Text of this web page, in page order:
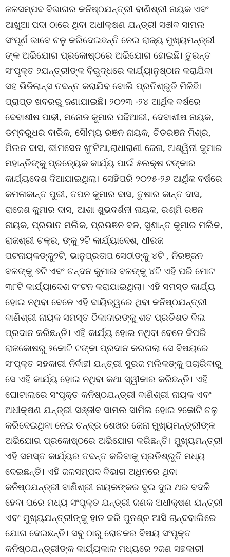
ଜଳସମ୍ପଦ ବିଭାଗର କନିଷ୍ଠଯନ୍ତ୍ରୀ ବାଣିଶ୍ରୀ ନାୟକ ଏବଂ
ଆଖୁଆ ପଦା ଠାରେ ଥିବା ଅଧୀକ୍ଷଣ ଯନ୍ତ୍ରୀ ସଞୀବ ସାମଲ
ସଂପୂର୍ଣ ଭାବେ ଚଳୁ କରିଦେଇଛନ୍ତି ନେଇ ରାଜ୍ୟ ମୁଖ୍ୟମନ୍ତ୍ରୀ
ଙ୍କ ଅଭିଯୋଗ ପ୍ରକୋଷ୍ଠରେ ଅଭିଯୋଗ ହୋଇଛି। ତୁରନ୍ତ
ସଂପୃକ୍ତ ୨ଯନ୍ତ୍ରୀଙ୍କ ବିରୁଦ୍ଧରେ କାର୍ଯ୍ୟାନୁଷ୍ଠାନ କରାଯିବା
ସହ ଭିଜିଲାନ୍ସ ତଦନ୍ତ କରାଯିବ ବୋଲି ପ୍ରତିଶ୍ରୁତି ମିଳିଛି।
ପ୍ରାପ୍ତ ଖବରରୁ ଜଣାଯାଇଛି। ୨୦୨୩ -୨୪ ଆର୍ଥିକ ବର୍ଷରେ
ଦେବାଶୀଷ ପାଢୀ, ମନୋଜ କୁମାର ପଢିଆରୀ, ଦେବାଶୀଷ ନାୟକ,
ଡମ୍ବରୁଧର ବାରିକ, ସୌମ୍ୟ ରଞନ ନାୟକ, ଚିତରଞନ ମିଶ୍ର,
ମିଲନ ଦାସ, ଭୀମସେନ ଖୁଂଟିଆ,ରାଧାରାଣୀ ଜେନା, ଅଶ୍ୱିନୀ କୁମାର
ମହାନ୍ତିଙ୍କୁ ପ୍ରତ୍ୟେକ କାର୍ଯ୍ୟ ପାଇଁ ୫ଲକ୍ଷ ଟଙ୍କାର
କାର୍ଯ୍ୟଦେଶ ଦିଆଯାଇଥିଲା। ସେହିପରି ୨୦୨୫-୨୬ ଆର୍ଥିକ ବର୍ଷରେ
କମଳାକାନ୍ତ ପୁରୀ, ତପନ କୁମାର ଦାସ, ତୁଷାର କାନ୍ତ ଦାସ,
ରାଜେଶ କୁମାର ଦାସ, ଆଶା ଶୁଭଦର୍ଶନୀ ନାୟକ, ରଶ୍ମି ରଞନ
ନାୟକ, ପ୍ରଭାତ ମଲିକ, ପ୍ରଭଞନ ବଳ, ସୁଶାନ୍ତ କୁମାର ମଲିକ,
ରାଜଶ୍ରୀ ଚକ୍ର, ଙ୍କୁ ୨ଟି କାର୍ଯ୍ୟାଦେଶ, ଧୀରଜ
ପଟନାୟକଙ୍କୁ୨ଟି, ଭାନୁପ୍ରତାପ ସେଠୀଙ୍କୁ ୪ଟି , ନିରଞ୍ଜନ
ବଳଙ୍କୁ ୬ଟି ଏବଂ ଚନ୍ଦନ କୁମାର ବଳଙ୍କୁ ୪ଟି ଏହି ପରି ମୋଟ
୩୮ଟି କାର୍ଯ୍ୟାଦେଶ ବଂଟନ କରାଯାଇଥିଲା। ଏହି ସମସ୍ତ କାର୍ଯ୍ୟ
ହୋଇ ନଥିବା ବେଳେ ଏହି ଦାୟିତ୍ୱରେ ଥିବା କନିଷ୍ଠଯନ୍ତ୍ରୀ
ବାଣିଶ୍ରୀ ନାୟକ ସମସ୍ତ ଠିକାଦାରଙ୍କୁ ଶତ ପ୍ରତିଶତ ବିଲ
ପ୍ରଦାନ କରିଛନ୍ତି। ଏହି କାର୍ଯ୍ୟ ହୋଇ ନଥିବା ବେଳେ କିପରି
ରାଜକୋଷରୁ ୨କୋଟି ଟଙ୍କା ପ୍ରଦାନ କରଗଲା ସେ ବିଷୟରେ
ସଂପୃକ୍ତ ସହକାରୀ ନିର୍ବାହୀ ଯନ୍ତ୍ରୀ ସୁରଜ ମଲିକଙ୍କୁ ପଚାରିବାରୁ
ସେ ଏହି କାର୍ଯ୍ୟ ହୋଇ ନଥିବା କଥା ସ୍ୱୀକାର କରିଛନ୍ତି। ଏହି
ଘୋଟାଲାରେ ସଂପୃକ୍ତ କନିଷ୍ଠଯନ୍ତ୍ରୀ ବାଣିଶ୍ରୀ ନାୟକ ଏବଂ
ଅଧୀକ୍ଷଣ ଯନ୍ତ୍ରୀ ସଞ୍ଜୀବ ସାମଲ ସାମିଲ ହୋଇ ୨କୋଟି ଚଳୁ
କରିଦେଇଥିବା ନେଇ ଚନ୍ଦ୍ର ଶେଖର ଜେନା ମୁଖ୍ୟମନ୍ତ୍ରୀଙ୍କ
ଅଭିଯୋଗ ପ୍ରକୋଷ୍ଠରେ ଅଭିଯୋଗ କରିଛନ୍ତି। ମୁଖ୍ୟମନ୍ତ୍ରୀ
ଏହି ସମସ୍ତ କାର୍ଯ୍ୟର ତଦନ୍ତ କରିବାକୁ ପ୍ରତିଶ୍ରୁତି ମଧ୍ୟ
ଦେଇଛନ୍ତି। ଏହି ଜଳସମ୍ପଦ ବିଭାଗ ଅଧିନରେ ଥିବା
କନିଷ୍ଠଯନ୍ତ୍ରୀ ବାଣିଶ୍ରୀ ନାୟକଙ୍କର ଦୁଇ ଦୁଇ ଥର ବଦଳି
ହେବା ପରେ ମଧ୍ୟ ସଂପୃକ୍ତ ଯନ୍ତ୍ରୀ ଜଣକ ଅଧୀକ୍ଷଣ ଯନ୍ତ୍ରୀ
ଏବଂ ମୁଖ୍ୟଯନ୍ତ୍ରୀଙ୍କୁ ହାତ କରି ପୁନଶ୍ଚ ଆସି ଚାନ୍ଦବାଲିରେ
ଯୋଗ ଦେଇଛନ୍ତି। ସବୁ ଠାରୁ ରୋଚକର ବିଷୟ ସଂପୃକ୍ତ
କନିଷ୍ଠଯନ୍ତ୍ରୀଙ୍କ କାର୍ଯ୍ୟକାଳ ମଧ୍ୟରେ ୨ଜଣ ସହକାରୀ